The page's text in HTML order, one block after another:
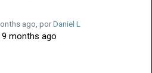
ago, porDaniel L
9 months ago